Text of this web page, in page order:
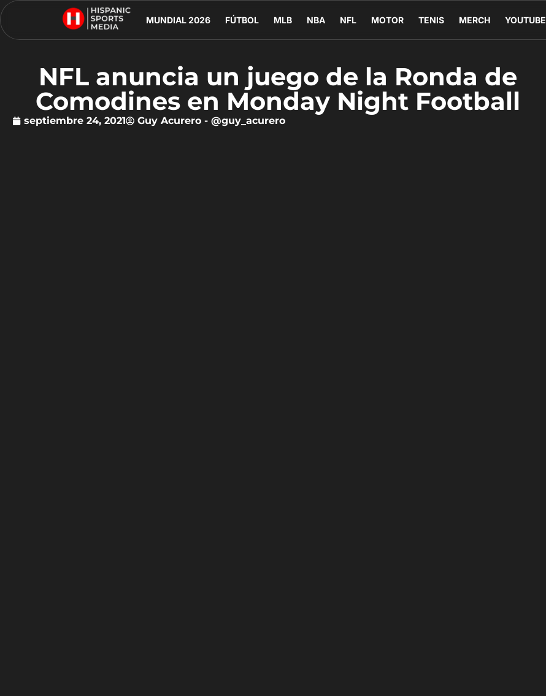
MUNDIAL 2026 FÚTBOL MLB NBA NFL MOTOR TENIS MERCH YOUTUBE
NFL anuncia un juego de la Ronda de
Comodines en Monday Night Football
septiembre 24, 2021 Guy Acurero - @guy_acurero